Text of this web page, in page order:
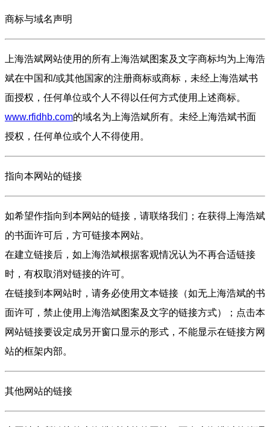
商标与域名声明
上海浩斌网站使用的所有上海浩斌图案及文字商标均为上海浩
斌在中国和/或其他国家的注册商标或商标，未经上海浩斌书
面授权，任何单位或个人不得以任何方式使用上述商标。
www.rfidhb.com的域名为上海浩斌所有。未经上海浩斌书面
授权，任何单位或个人不得使用。
指向本网站的链接
如希望作指向到本网站的链接，请联络我们；在获得上海浩斌
的书面许可后，方可链接本网站。
在建立链接后，如上海浩斌根据客观情况认为不再合适链接
时，有权取消对链接的许可。
在链接到本网站时，请务必使用文本链接（如无上海浩斌的书
面许可，禁止使用上海浩斌图案及文字的链接方式）；点击本
网站链接要设定成另开窗口显示的形式，不能显示在链接方网
站的框架内部。
其他网站的链接